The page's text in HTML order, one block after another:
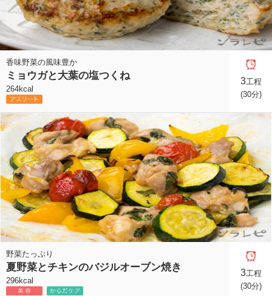
香味野菜の風味豊か
ミョウガと大葉の塩つくね
264kcal
3工程
(30分)
野菜たっぷり
夏野菜とチキンのバジルオーブン焼き
296kcal
3工程
(30分)